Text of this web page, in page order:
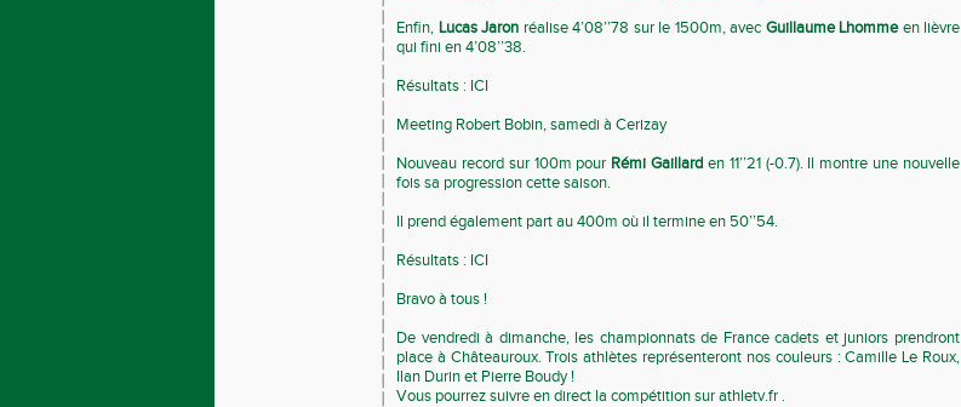
Enfin, Lucas Jaron réalise 4’08’’78 sur le 1500m, avec Guillaume Lhommeen lièvre
qui fini en 4’08’’38.
Résultats : ICI
Meeting Robert Bobin, samedi à Cerizay
Nouveau record sur 100m pour Rémi Gaillard en 11’’21 (-0.7). Il montre une nouvelle
fois sa progression cette saison.
Il prend également part au 400m où il termine en 50’’54.
Résultats : ICI
Bravo à tous !
De vendredi à dimanche, les championnats de France cadets et juniors prendront
place à Châteauroux. Trois athlètes représenteront nos couleurs : Camille Le Roux,
Ilan Durin et Pierre Boudy !
Vous pourrez suivre en direct la compétition sur athletv.fr .